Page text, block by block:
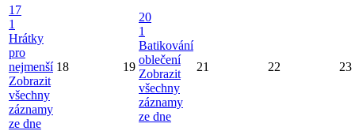
17
1
Hrátky
pro
nejmenší
Zobrazit
všechny
záznamy
ze dne
18 19
20
1
Batikování
oblečení
Zobrazit
všechny
záznamy
ze dne
21 22 23